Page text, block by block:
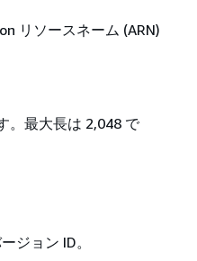
リソースネーム (ARN)
。最大長は 2,048 で
ジョン ID。